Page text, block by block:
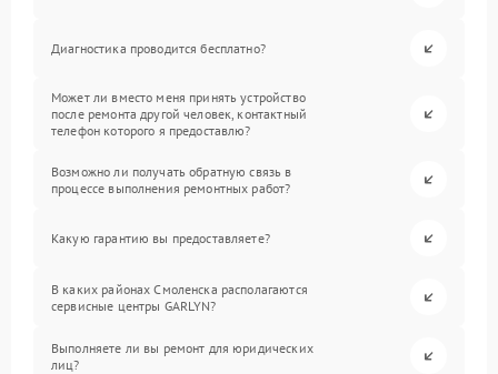
Диагностика проводится бесплатно?
Может ли вместо меня принять устройство
после ремонта другой человек, контактный
телефон которого я предоставлю?
Возможно ли получать обратную связь в
процессе выполнения ремонтных работ?
Какую гарантию вы предоставляете?
В каких районах Смоленска располагаются
сервисные центры GARLYN?
Выполняете ли вы ремонт для юридических
лиц?